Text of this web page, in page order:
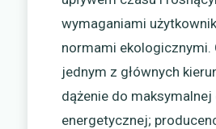
wymaganiami
normami ekologicznymi.
jednym z głównych
dążenie do
energetycznej;